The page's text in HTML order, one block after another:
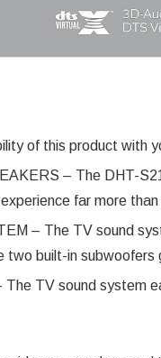
of this product with
– The DHT-
far more
– The TV sound
two built-in
TV sound system